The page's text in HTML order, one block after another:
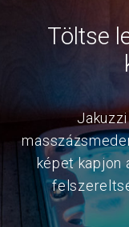
Töltse
képet kapjon